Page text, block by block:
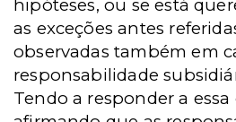
hipóteses, ou se está
as exceções antes
observadas também em
responsabilidade
Tendo a responder a